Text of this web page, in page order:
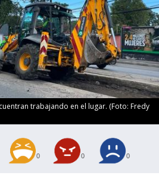
trabajando en el lugar. (Foto: Fredy
0 0 0